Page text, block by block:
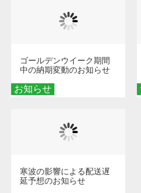
お知らせ
ゴールデンウイーク期間
中の納期変動のお知らせ
寒波の影響による配送遅
延予想のお知らせ